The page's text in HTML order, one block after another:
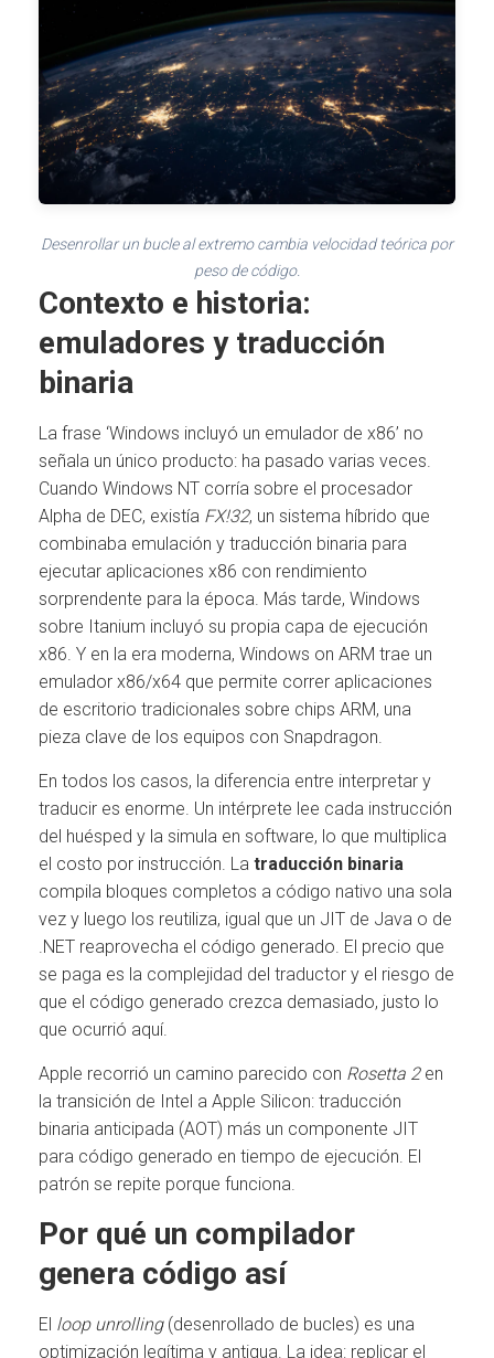
Desenrollar un bucle al extremo cambia velocidad teórica por
peso de código.
Contexto e historia:
emuladores y traducción
binaria
La frase ‘Windows incluyó un emulador de x86’ no
señala un único producto: ha pasado varias veces.
Cuando Windows NT corría sobre el procesador
Alpha de DEC, existía FX!32, un sistema híbrido que
combinaba emulación y traducción binaria para
ejecutar aplicaciones x86 con rendimiento
sorprendente para la época. Más tarde, Windows
sobre Itanium incluyó su propia capa de ejecución
x86. Y en la era moderna, Windows on ARM trae un
emulador x86/x64 que permite correr aplicaciones
de escritorio tradicionales sobre chips ARM, una
pieza clave de los equipos con Snapdragon.
En todos los casos, la diferencia entre interpretar y
traducir es enorme. Un intérprete lee cada instrucción
del huésped y la simula en software, lo que multiplica
el costo por instrucción. La traducción binaria
compila bloques completos a código nativo una sola
vez y luego los reutiliza, igual que un JIT de Java o de
.NET reaprovecha el código generado. El precio que
se paga es la complejidad del traductor y el riesgo de
que el código generado crezca demasiado, justo lo
que ocurrió aquí.
Apple recorrió un camino parecido con Rosetta 2en
la transición de Intel a Apple Silicon: traducción
binaria anticipada (AOT) más un componente JIT
para código generado en tiempo de ejecución. El
patrón se repite porque funciona.
Por qué un compilador
genera código así
El loop unrolling(desenrollado de bucles) es una
optimización legítima y antigua. La idea: replicar el